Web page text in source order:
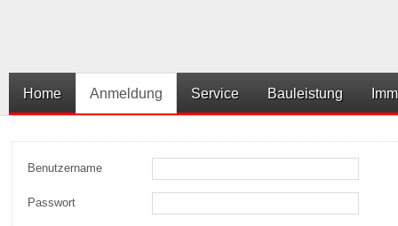
Home Anmeldung Service Bauleistung
Benutzername
Passwort